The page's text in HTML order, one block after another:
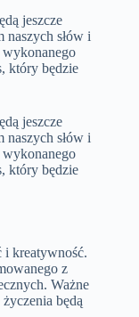
jeszcze
naszych słów i
wykonanego
który będzie
jeszcze
naszych słów i
wykonanego
który będzie
i kreatywność.
z
Ważne
będą